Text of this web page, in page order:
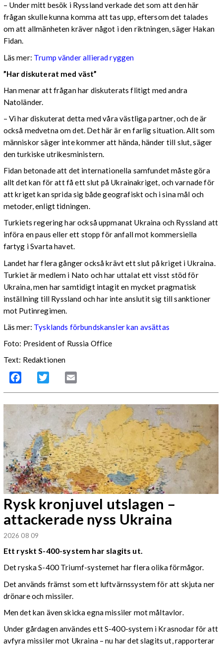
– Under mitt besök i Ryssland verkade det som att den här
frågan skulle kunna komma att tas upp, eftersom det talades
om att allmänheten kräver något i den riktningen, säger Hakan
Fidan.
Läs mer: Trump vänder allierad ryggen
”Har diskuterat med väst”
Han menar att frågan har diskuterats flitigt med andra
Natoländer.
– Vi har diskuterat detta med våra västliga partner, och de är
också medvetna om det. Det här är en farlig situation. Allt som
människor säger inte kommer att hända, händer till slut, säger
den turkiske utrikesministern.
Fidan betonade att det internationella samfundet måste göra
allt det kan för att få ett slut på Ukrainakriget, och varnade för
att kriget kan sprida sig både geografiskt och i sina mål och
metoder, enligt tidningen.
Turkiets regering har också uppmanat Ukraina och Ryssland att
införa en paus eller ett stopp för anfall mot kommersiella
fartyg i Svarta havet.
Landet har flera gånger också krävt ett slut på kriget i Ukraina.
Turkiet är medlem i Nato och har uttalat ett visst stöd för
Ukraina, men har samtidigt intagit en mycket pragmatisk
inställning till Ryssland och har inte anslutit sig till sanktioner
mot Putinregimen.
Läs mer: Tysklands förbundskansler kan avsättas
Foto: President of Russia Office
Text: Redaktionen
Facebook Twitter
Rysk kronjuvel utslagen –
attackerade nyss Ukraina
2026 08 09
Ett ryskt S-400-system har slagits ut.
Det ryska S-400 Triumf-systemet har flera olika förmågor.
Det används främst som ett luftvärnssystem för att skjuta ner
drönare och missiler.
Men det kan även skicka egna missiler mot måltavlor.
Under gårdagen användes ett S-400-system i Krasnodar för att
avfyra missiler mot Ukraina – nu har det slagits ut, rapporterar